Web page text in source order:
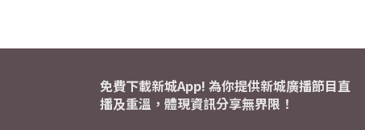
免費下載新城App! 為你提供新城廣播節目直
播及重溫，體現資訊分享無界限！